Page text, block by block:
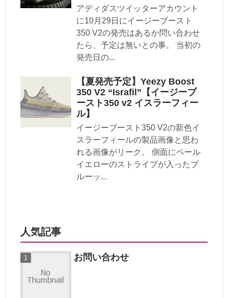
アディダスツイッターアカウント
に10月29日にイージーブースト
350 V2の発売はあるか問い合わせ
たら、予定は無いとの事。 当初の
発売日の...
【夏発売予定】Yeezy Boost
350 V2 “Israfil”【イージーブ
ースト350 v2 イスラーフィー
ル】
イージーブースト350 V2の新色イ
スラーフィールの製品画像と思わ
れる画像がリーク。 側面にペール
イエローのストライプが入ったブ
ルーッ...
人気記事
お問い合わせ